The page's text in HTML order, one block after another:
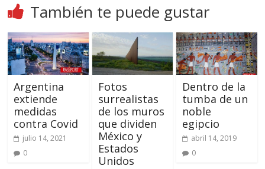
También te puede gustar
Argentina
extiende
medidas
contra Covid
julio 14, 2021
0
Fotos
surrealistas
de los muros
que dividen
México y
Estados
Unidos
Dentro de la
tumba de un
noble
egipcio
abril 14, 2019
0